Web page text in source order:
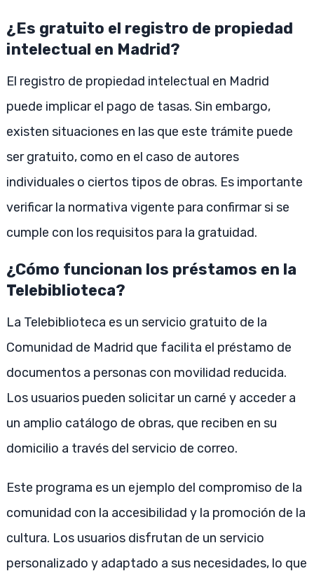
¿Es gratuito el registro de propiedad
intelectual en Madrid?
El registro de propiedad intelectual en Madrid
puede implicar el pago de tasas. Sin embargo,
existen situaciones en las que este trámite puede
ser gratuito, como en el caso de autores
individuales o ciertos tipos de obras. Es importante
verificar la normativa vigente para confirmar si se
cumple con los requisitos para la gratuidad.
¿Cómo funcionan los préstamos en la
Telebiblioteca?
La Telebiblioteca es un servicio gratuito de la
Comunidad de Madrid que facilita el préstamo de
documentos a personas con movilidad reducida.
Los usuarios pueden solicitar un carné y acceder a
un amplio catálogo de obras, que reciben en su
domicilio a través del servicio de correo.
Este programa es un ejemplo del compromiso de la
comunidad con la accesibilidad y la promoción de la
cultura. Los usuarios disfrutan de un servicio
personalizado y adaptado a sus necesidades, lo que